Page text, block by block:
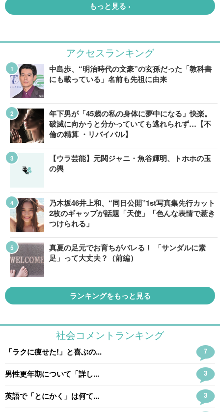
アクセスランキング
中島歩、“明治時代の文豪”の玄孫だった「教科書
にも載っている」名前も先祖に由来
年下男が「45歳の私の身体に夢中になる」快楽。
破滅に向かうと分かっていても逃れられず…【不
倫の精算 ・リバイバル】
【ウラ芸能】元関ジャニ・魚谷輝明、トホホの玉
の輿
乃木坂46井上和、“同日公開”1st写真集先行カット
2枚のギャップが話題「天使」「色んな表情で惹き
つけられる」
真夏の足元でお育ちがバレる！ 「サンダルに素
足」って大丈夫？（前編）
ランキングをもっと見る